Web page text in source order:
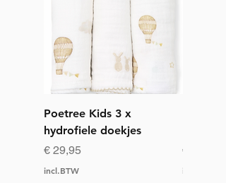
Poetree Kids 3 x
hydrofiele doekjes
Prijs
€ 29,95
incl.BTW
Prijs
€ 34,95
incl.BTW